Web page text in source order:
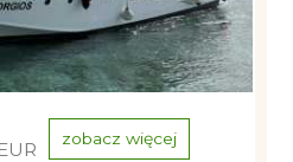
zobacz więcej